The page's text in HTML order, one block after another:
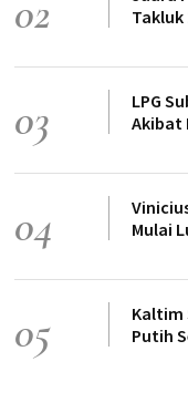
02
Takluk
03
LPG
Akibat
04
Mulai
05
Kaltim
Putih